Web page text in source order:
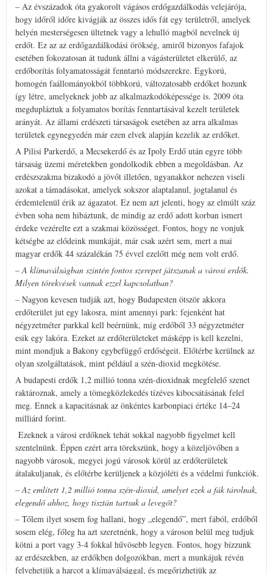
– Az évszázadok óta gyakorolt vágásos erdőgazdálkodás velejárója,
hogy időről időre kivágják az összes idős fát egy területről, amelyek
helyén mesterségesen ültetnek vagy a lehulló magból nevelnek új
erdőt. Ez az az erdőgazdálkodási örökség, amiről bizonyos fafajok
esetében fokozatosan át tudunk állni a vágásterületet elkerülő, az
erdőborítás folyamatosságát fenntartó módszerekre. Egykorú,
homogén faállományokból többkorú, változatosabb erdőket hozunk
így létre, amelyeknek jobb az alkalmazkodóképessége is. 2009 óta
megdupláztuk a folyamatos borítás fenntartásával kezelt területek
arányát. Az állami erdészeti társaságok esetében az arra alkalmas
területek egynegyedén már ezen elvek alapján kezelik az erdőket.
A Pilisi Parkerdő, a Mecsekerdő és az Ipoly Erdő után egyre több
társaság üzemi méretekben gondolkodik ebben a megoldásban. Az
erdészszakma bizakodó a jövőt illetően, ugyanakkor nehezen viseli
azokat a támadásokat, amelyek sokszor alaptalanul, jogtalanul és
érdemtelenül érik az ágazatot. Ez nem azt jelenti, hogy az elmúlt száz
évben soha nem hibáztunk, de mindig az erdő adott korban ismert
érdeke vezérelte ezt a szakmai közösséget. Fontos, hogy ne vonjuk
kétségbe az elődeink munkáját, már csak azért sem, mert a mai
magyar erdők 44 százalékán 75 évvel ezelőtt még nem volt erdő.
– A klímaválságban szintén fontos szerepet játszanak a városi erdők.
Milyen törekvések vannak ezzel kapcsolatban?
– Nagyon kevesen tudják azt, hogy Budapesten ötször akkora
erdőterület jut egy lakosra, mint amennyi park: fejenként hat
négyzetméter parkkal kell beérnünk, míg erdőből 33 négyzetméter
esik egy lakóra. Ezeket az erdőterületeket másképp is kell kezelni,
mint mondjuk a Bakony egybefüggő erdőségeit. Előtérbe kerülnek az
olyan szolgáltatások, mint például a szén-dioxid megkötése.
A budapesti erdők 1,2 millió tonna szén-dioxidnak megfelelő szenet
raktároznak, amely a tömegközlekedés tízéves kibocsátásának felel
meg. Ennek a kapacitásnak az önkéntes karbonpiaci értéke 14–24
milliárd forint.
Ezeknek a városi erdőknek tehát sokkal nagyobb figyelmet kell
szentelnünk. Éppen ezért arra törekszünk, hogy a közeljövőben a
nagyobb városok, megyei jogú városok körül az erdőterületek
átalakuljanak, és előtérbe kerüljenek a közjóléti és a védelmi funkciók.
– Az említett 1,2 millió tonna szén-dioxid, amelyet ezek a fák tárolnak,
elegendő ahhoz, hogy tisztán tartsuk a levegőt?
– Tőlem ilyet sosem fog hallani, hogy „elegendő”, mert fából, erdőből
sosem elég, főleg ha azt szeretnénk, hogy a városon belül meg tudjuk
kötni a port vagy 3-4 fokkal hűvösebb legyen. Fontos, hogy bízzunk
az erdészekben, az erdőkben dolgozókban, mert a munkájuk révén
felvehetjük a harcot a klímaválsággal, és megőrizhetjük az